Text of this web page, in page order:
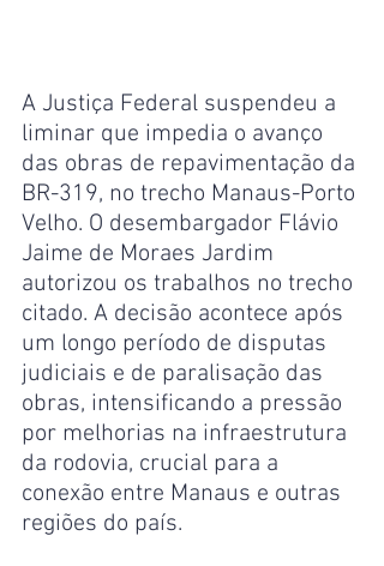
A Justiça Federal suspendeu a
liminar que impedia o avanço
das obras de repavimentação da
BR-319, no trecho Manaus-Porto
Velho. O desembargador Flávio
Jaime de Moraes Jardim
autorizou os trabalhos no trecho
citado. A decisão acontece após
um longo período de disputas
judiciais e de paralisação das
obras, intensificando a pressão
por melhorias na infraestrutura
da rodovia, crucial para a
conexão entre Manaus e outras
regiões do país.